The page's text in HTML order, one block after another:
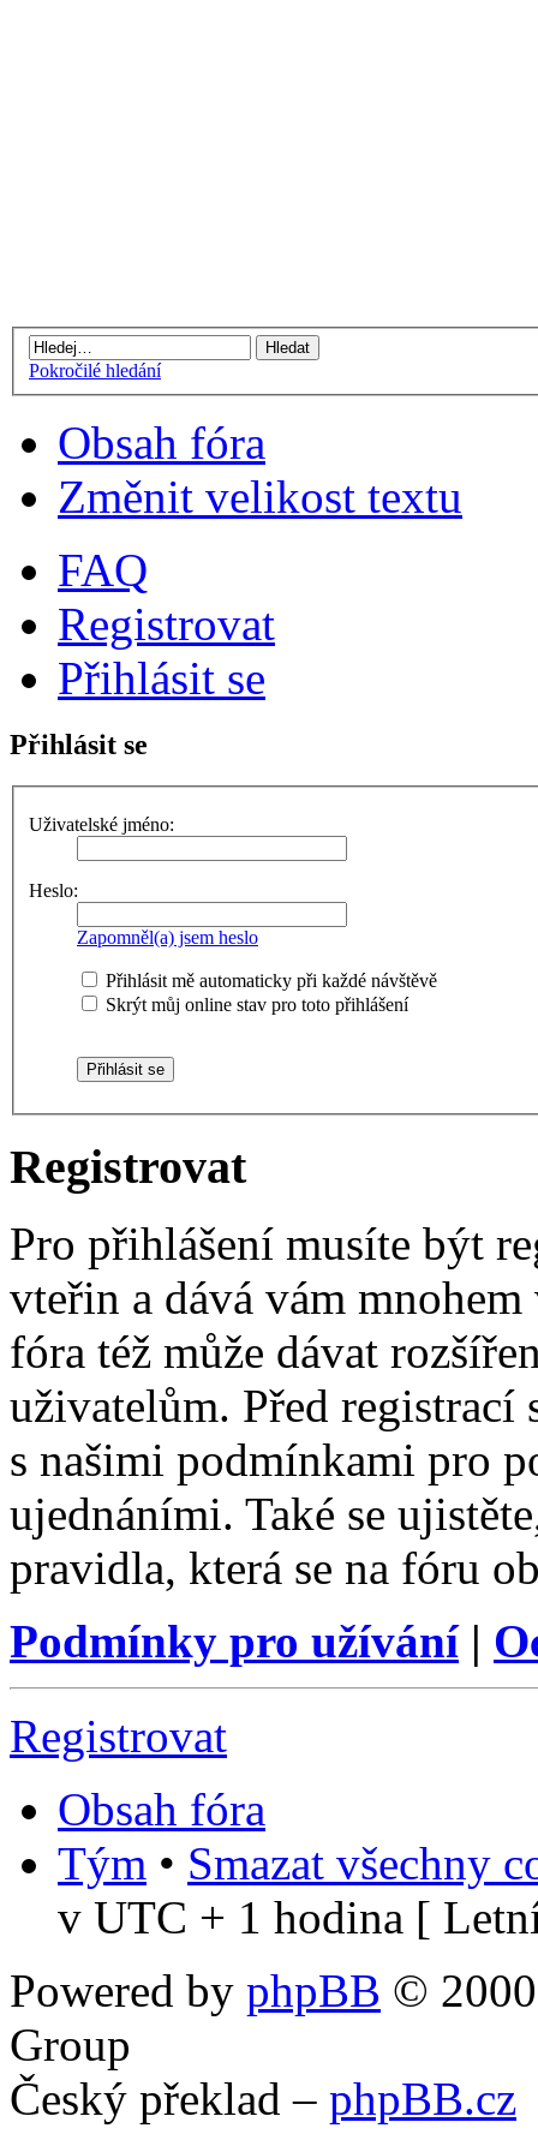
Pokročilé hledání
Obsah fóra
Změnit velikost textu
FAQ
Registrovat
Přihlásit se
Přihlásit se
Uživatelské jméno:
Heslo:
Zapomněl(a) jsem heslo
Přihlásit mě automaticky při každé návštěvě
Skrýt můj online stav pro toto přihlášení
Registrovat
Pro přihlášení musíte být
vteřin a dává vám
fóra též může dávat
uživatelům. Před registrací
s našimi podmínkami pro
ujednáními. Také se
pravidla, která se na fóru
Podmínky pro užívání|
Registrovat
Obsah fóra
Tým • Smazat všechny
v UTC + 1 hodina [
Powered by phpBB ©
Group
Český překlad – phpBB.cz